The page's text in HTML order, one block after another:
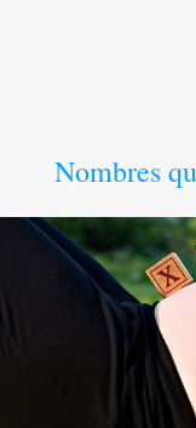
Nombres